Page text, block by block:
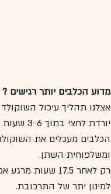
מדוע הכלבים יותר רגישים ?
יורדת לחצי בתוך 3-6 שעות מרגע אכילת השוקולד (זמן מחצית החיים).
הכלבים מעכלים את
ומשלפוחית השתן.
רק לאחר 17.5
למינון יתר של התרכובת.